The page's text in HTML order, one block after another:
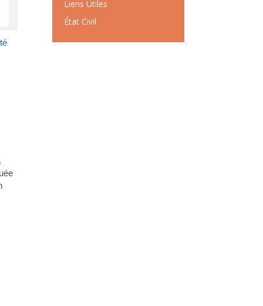
Liens Utiles
État Civil